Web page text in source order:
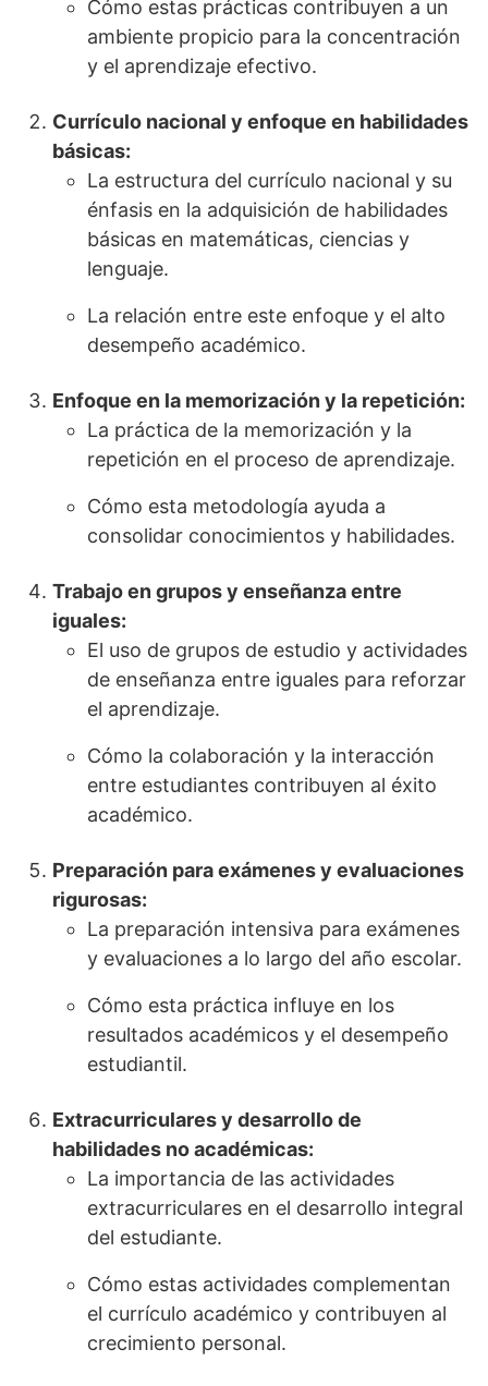
Cómo estas prácticas contribuyen a un
ambiente propicio para la concentración
y el aprendizaje efectivo.
Currículo nacional y enfoque en habilidades
básicas:
La estructura del currículo nacional y su
énfasis en la adquisición de habilidades
básicas en matemáticas, ciencias y
lenguaje.
La relación entre este enfoque y el alto
desempeño académico.
Enfoque en la memorización y la repetición:
La práctica de la memorización y la
repetición en el proceso de aprendizaje.
Cómo esta metodología ayuda a
consolidar conocimientos y habilidades.
Trabajo en grupos y enseñanza entre
iguales:
El uso de grupos de estudio y actividades
de enseñanza entre iguales para reforzar
el aprendizaje.
Cómo la colaboración y la interacción
entre estudiantes contribuyen al éxito
académico.
Preparación para exámenes y evaluaciones
rigurosas:
La preparación intensiva para exámenes
y evaluaciones a lo largo del año escolar.
Cómo esta práctica influye en los
resultados académicos y el desempeño
estudiantil.
Extracurriculares y desarrollo de
habilidades no académicas:
La importancia de las actividades
extracurriculares en el desarrollo integral
del estudiante.
Cómo estas actividades complementan
el currículo académico y contribuyen al
crecimiento personal.